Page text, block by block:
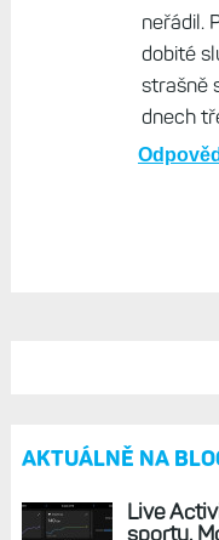
neřádil.
dobité
strašně
dnech